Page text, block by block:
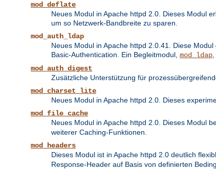
mod_deflate
Neues Modul in Apache httpd 2.0. Dieses Modul
um so Netzwerk-Bandbreite zu sparen.
mod_auth_ldap
Neues Modul in Apache httpd 2.0.41. Diese
Basic-Authentication. Ein Begleitmodul, mod_ldap
mod_auth_digest
Zusätzliche Unterstützung für
mod_charset_lite
Neues Modul in Apache httpd 2.0. Dieses
mod_file_cache
Neues Modul in Apache httpd 2.0. Dieses Modul
weiterer Caching-Funktionen.
mod_headers
Dieses Modul ist in Apache httpd 2.0 deutlich
Response-Header auf Basis von definierten